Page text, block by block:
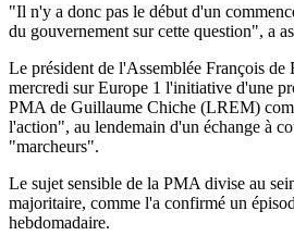
"Il n'y a donc pas le début d'un
du gouvernement sur cette question", a
Le président de l'Assemblée François
mercredi sur Europe 1 l'initiative d'une
PMA de Guillaume Chiche (LREM)
l'action", au lendemain d'un échange à
"marcheurs".
Le sujet sensible de la PMA divise au
majoritaire, comme l'a confirmé un
hebdomadaire.